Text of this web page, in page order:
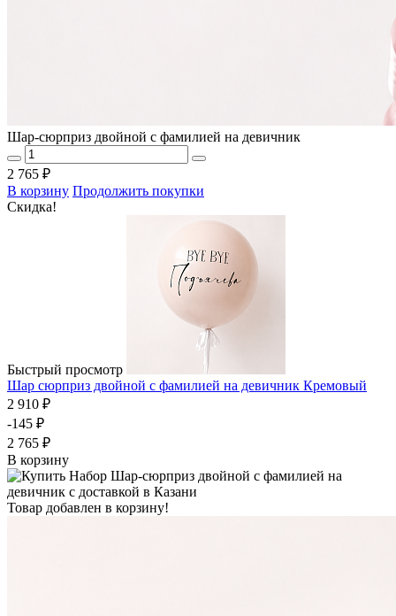
Шар-сюрприз двойной с фамилией на девичник
2 765 ₽
В корзину Продолжить покупки
Скидка!
Быстрый просмотр
Шар сюрприз двойной с фамилией на девичник Кремовый
2 910 ₽
-145 ₽
2 765 ₽
В корзину
Товар добавлен в корзину!